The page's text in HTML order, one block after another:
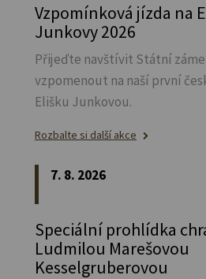
Vzpomínková jízda na
Junkovy 2026
Přijeďte navštívit Státní
vzpomenout na naší první
Elišku Junkovou.
Rozbalte si další akce
7. 8. 2026
Speciální prohlídka
Ludmilou Marešovou
Kesselgruberovou